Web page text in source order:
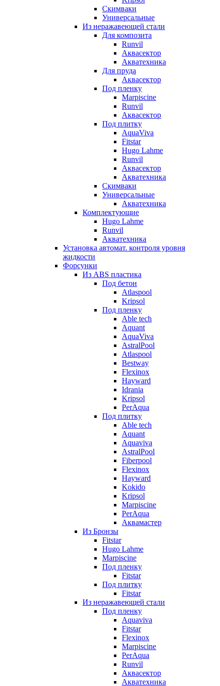
Скимваки
Универсальные
Из неражавеющей стали
Для композита
Runvil
Аквасектор
Акватехника
Для пруда
Аквасектор
Под пленку
Marpiscine
Runvil
Аквасектор
Под плитку
AquaViva
Fitstar
Hugo Lahme
Runvil
Аквасектор
Акватехника
Скимваки
Универсальные
Акватехника
Комплектующие
Hugo Lahme
Runvil
Акватехника
Установка автомат. контроля уровня
жидкости
Форсунки
Из ABS пластика
Под бетон
Atlaspool
Kripsol
Под пленку
Able tech
Aquant
AquaViva
AstralPool
Atlaspool
Bestway
Flexinox
Hayward
Idrania
Kripsol
PerAqua
Под плитку
Able tech
Aquant
Aquaviva
AstralPool
Fiberpool
Flexinox
Hayward
Kokido
Kripsol
Marpiscine
PerAqua
Аквамастер
Из Бронзы
Fitstar
Hugo Lahme
Marpiscine
Под пленку
Fitstar
Под плитку
Fitstar
Из неражавеющей стали
Под пленку
Aquaviva
Fitstar
Flexinox
Marpiscine
PerAqua
Runvil
Аквасектор
Акватехника